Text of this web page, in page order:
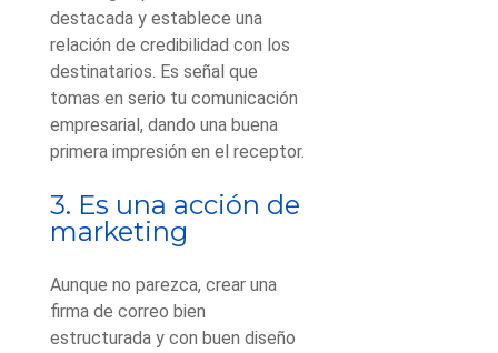
destacada y establece una
relación de credibilidad con los
destinatarios. Es señal que
tomas en serio tu comunicación
empresarial, dando una buena
primera impresión en el receptor.
3. Es una acción de
marketing
Aunque no parezca, crear una
firma de correo bien
estructurada y con buen diseño